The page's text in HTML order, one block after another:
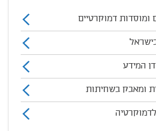
ומוסדות דמוקרטיים
המידע
ומאבק בשחיתות